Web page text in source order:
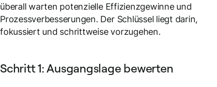
überall warten potenzielle Effizienzgewinne und
Prozessverbesserungen. Der Schlüssel liegt darin,
fokussiert und schrittweise vorzugehen.
Schritt 1: Ausgangslage bewerten